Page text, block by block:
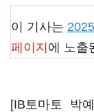
이 기사는
페이지 에 노출
[IB토마토 박